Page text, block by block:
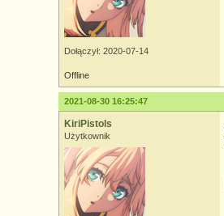
Dołączył: 2020-07-14
Offline
2021-08-30 16:25:47
KiriPistols
Użytkownik